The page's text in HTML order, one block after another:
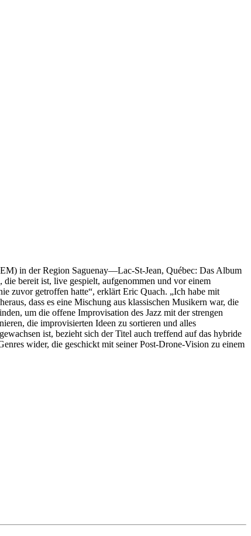
in der Region Saguenay—Lac-St-Jean, Québec: Das Album
bereit ist, live gespielt, aufgenommen und vor einem
zuvor getroffen hatte“, erklärt Eric Quach. „Ich habe mit
dass es eine Mischung aus klassischen Musikern war, die
um die offene Improvisation des Jazz mit der strengen
die improvisierten Ideen zu sortieren und alles
ist, bezieht sich der Titel auch treffend auf das hybride
wider, die geschickt mit seiner Post-Drone-Vision zu einem